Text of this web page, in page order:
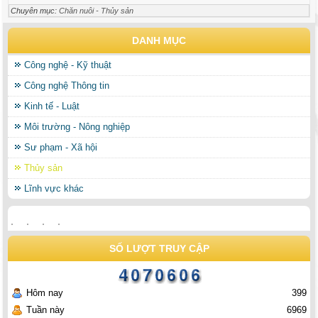
Chuyên mục:Chăn nuôi - Thủy sản
DANH MỤC
Công nghệ - Kỹ thuật
Công nghệ Thông tin
Kinh tế - Luật
Môi trường - Nông nghiệp
Sư phạm - Xã hội
Thủy sản
Lĩnh vực khác
SỐ LƯỢT TRUY CẬP
Hôm nay
Tuần này
399
6969